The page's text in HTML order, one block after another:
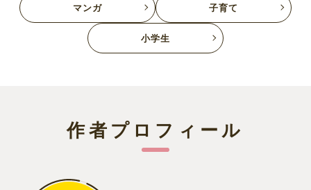
マンガ 子育て
小学生
作者プロフィール